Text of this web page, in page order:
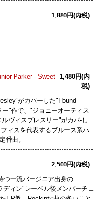
1,880円(内税)
Parker - Sweet 1,480円(内
税)
がカバーした"Hound
"作で、"ジョニーオーティス
ヴィスプレスリー"がカバ-し
ィスを代表するブルース系ハ
番曲。
2,500円(内税)
つ一流バージニア出身の
ィン"レーベル後メンバーチェ